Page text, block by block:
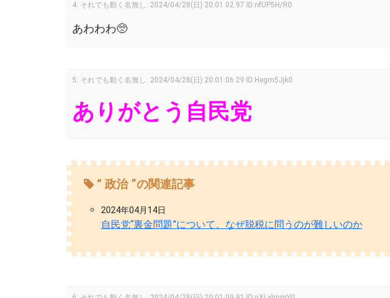
4: それでも動く名無し: 2024/04/28(日) 20:01:02.97 ID:nfUP5H/R0
あわわわ🥺
5: それでも動く名無し: 2024/04/28(日) 20:01:06.29 ID:Hegm5Jjk0
ありがとう自民党
“ 政治 ”の関連記事
2024年04月14日
自民党“裏金問題”について、なぜ脱税に問うのが難しいのか